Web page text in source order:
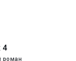
4
роман